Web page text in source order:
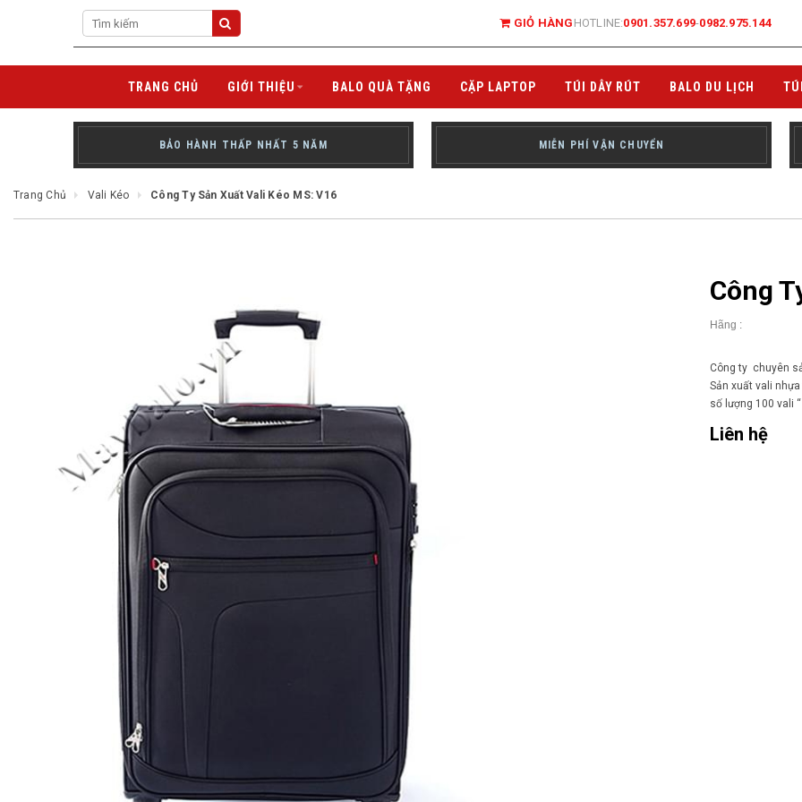
GIỎ HÀNG HOTLINE:0901.357.699-0982.975.144
TRANG CHỦ GIỚI THIỆU BALO QUÀ TẶNG CẶP LAPTOP TÚI DÂY RÚT BALO DU LỊCH
BẢO HÀNH THẤP NHẤT 5 NĂM MIỄN PHÍ VẬN CHUYỂN
Trang Chủ Vali Kéo Công Ty Sản Xuất Vali Kéo MS: V16
Công
Hãng :
Công ty chuyên
Sản xuất vali
số lượng 100 vali
Liên hệ